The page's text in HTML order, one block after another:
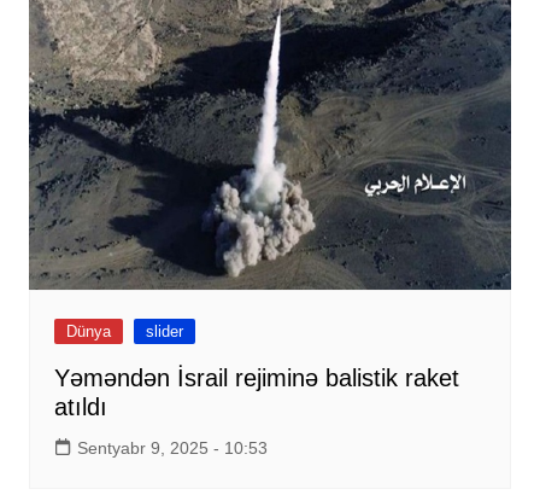
Dünya slider
Yəməndən İsrail rejiminə balistik raket
atıldı
Sentyabr 9, 2025 - 10:53